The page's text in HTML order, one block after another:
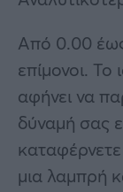
Από 0.00 έως
επίμονοι.
αφήνει να
δύναμή σας
μια λαμπρή